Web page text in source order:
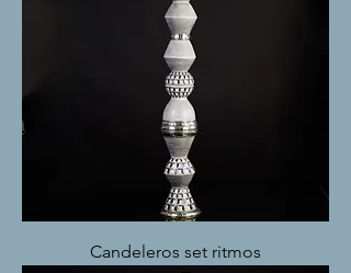
Candeleros set ritmos